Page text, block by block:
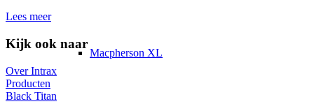
Macpherson XL
Lees meer
Kijk ook naar
Over Intrax
Producten
Black Titan